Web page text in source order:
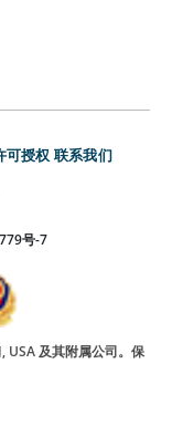
可授权 联系我们
号-7
USA 及其附属公司。保